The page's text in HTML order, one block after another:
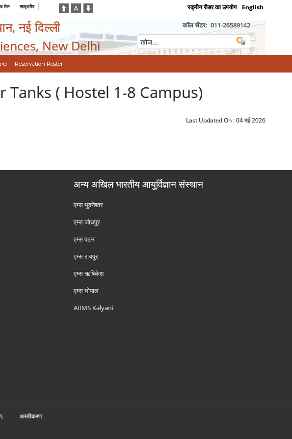
मेल साइटमैप स्क्रीन रीडर का उपयोग English
नई दिल्ली
New Delhi
कॉल सेंटर: 011-26589142
Reservation Roster
( Hostel 1-8 Campus)
Last Updated On :04 मई 2026
अन्य अखिल भारतीय आयुर्विज्ञान संस्थान
एम्‍स भुवनेश्वर
एम्‍स जोधपुर
एम्‍स पटना
एम्‍स रायपुर
एम्‍स ऋषिकेश
एम्‍स भोपाल
AIIMS Kalyani
अस्‍वीकरण